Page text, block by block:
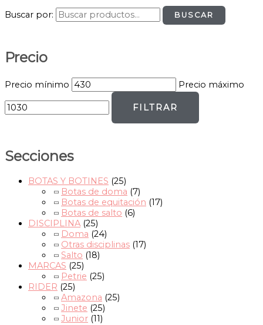
Buscar por: BUSCAR
Precio
Precio mínimo Precio máximo
FILTRAR
Secciones
BOTAS Y BOTINES (25)
Botas de doma (7)
Botas de equitación (17)
Botas de salto (6)
DISCIPLINA (25)
Doma (24)
Otras disciplinas (17)
Salto (18)
MARCAS (25)
Petrie (25)
RIDER (25)
Amazona (25)
Jinete (25)
Junior (11)